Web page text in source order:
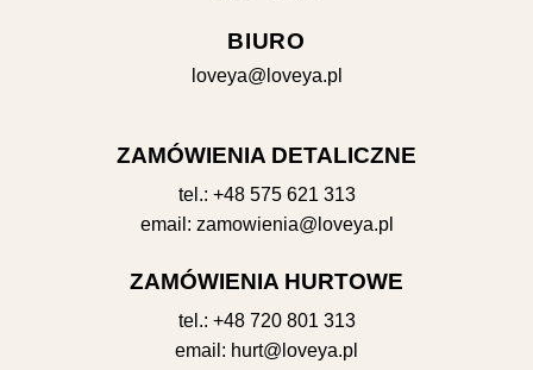
BIURO
loveya@loveya.pl
ZAMÓWIENIA DETALICZNE
tel.: +48 575 621 313
email: zamowienia@loveya.pl
ZAMÓWIENIA HURTOWE
tel.: +48 720 801 313
email: hurt@loveya.pl